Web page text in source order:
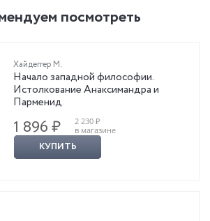
посмотреть
Хайдеггер М.
Начало западной философии.
Истолкование Анаксимандра и
Парменид
1 896 ₽
2 230 ₽
в магазине
КУПИТЬ